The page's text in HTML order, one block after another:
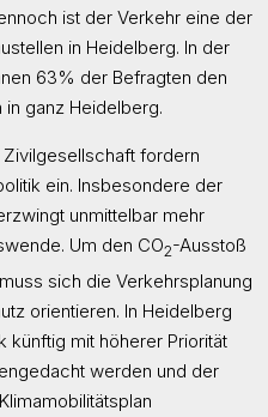
ist der Verkehr eine der
in Heidelberg. In der
63% der Befragten den
ganz Heidelberg.
fordern
ein. Insbesondere der
unmittelbar mehr
Um den CO2-Ausstoß
sich die Verkehrsplanung
orientieren. In Heidelberg
künftig mit höherer Priorität
werden und der